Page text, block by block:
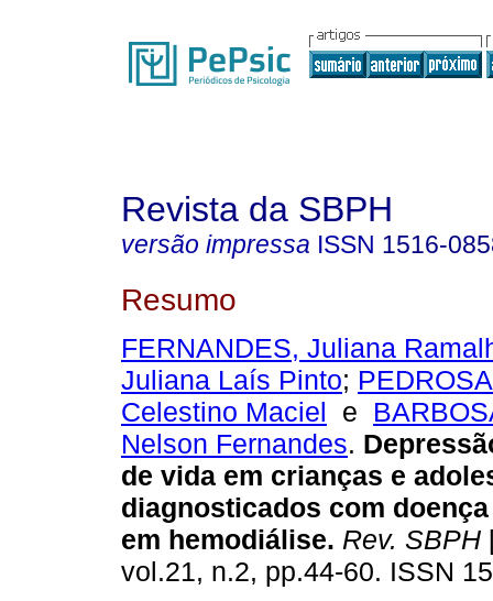
Revista da SBPH
versão impressa ISSN 1516-
Resumo
FERNANDES, Juliana
Juliana Laís Pinto;
Celestino Maciel e
Nelson Fernandes.
de vida em crianças e
diagnosticados com
em hemodiálise. Rev. SBPH
vol.21, n.2, pp.44-60. ISSN